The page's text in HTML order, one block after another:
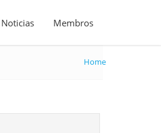
Noticias Membros
Home